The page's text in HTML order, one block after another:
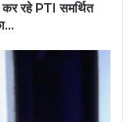
रहे PTI समर्थित